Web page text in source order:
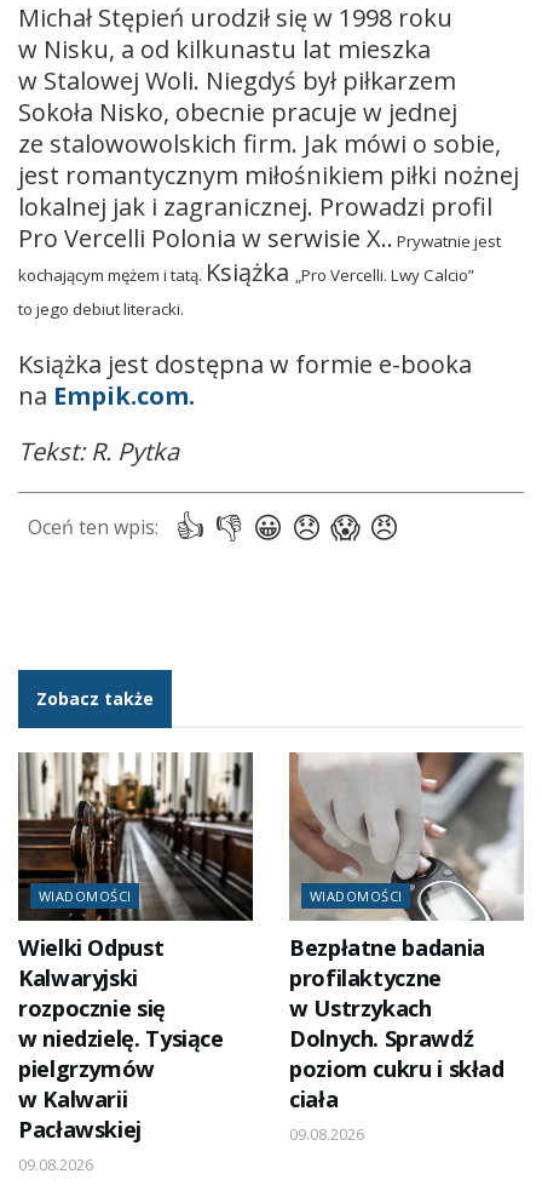
Michał Stępień urodził się w 1998 roku
w Nisku, a od kilkunastu lat mieszka
w Stalowej Woli. Niegdyś był piłkarzem
Sokoła Nisko, obecnie pracuje w jednej
ze stalowowolskich firm. Jak mówi o sobie,
jest romantycznym miłośnikiem piłki nożnej
lokalnej jak i zagranicznej. Prowadzi profil
Pro Vercelli Polonia w serwisie X.. Prywatnie jest
kochającym mężem i tatą. Książka „Pro Vercelli. Lwy Calcio”
to jego debiut literacki.
Książka jest dostępna w formie e-booka
na Empik.com.
Tekst: R. Pytka
Zobacz także
WIADOMOŚCI
Wielki Odpust
Kalwaryjski
rozpocznie się
w niedzielę. Tysiące
pielgrzymów
w Kalwarii
Pacławskiej
09.08.2026
WIADOMOŚCI
Bezpłatne badania
profilaktyczne
w Ustrzykach
Dolnych. Sprawdź
poziom cukru i skład
ciała
09.08.2026